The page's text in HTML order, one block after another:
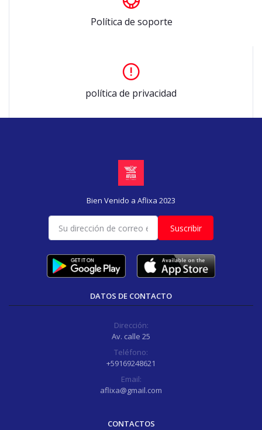
Política de soporte
política de privacidad
Bien Venido a Aflixa 2023
Suscribir
DATOS DE CONTACTO
Dirección:
Av. calle 25
Teléfono:
+59169248621
Email:
aflixa@gmail.com
CONTACTOS